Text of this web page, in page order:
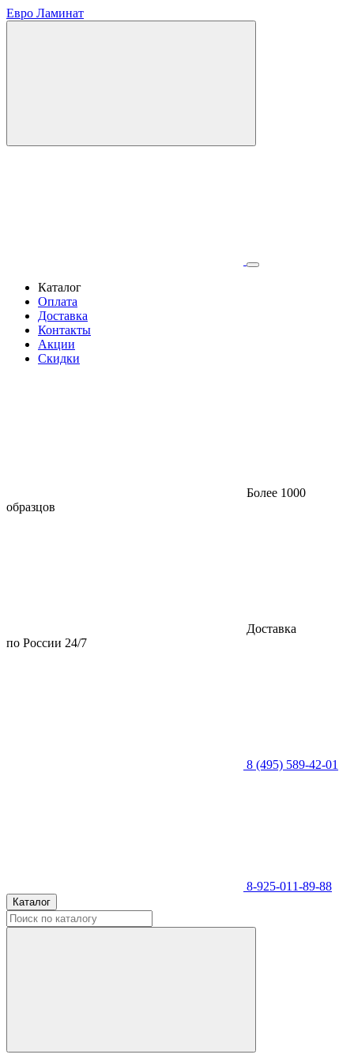
Евро Ламинат
Каталог
Оплата
Доставка
Контакты
Акции
Скидки
Более 1000
образцов
Доставка
по России 24/7
8 (495) 589-42-01
8-925-011-89-88
Каталог